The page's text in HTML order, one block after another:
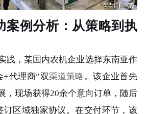
案例分析：从策略到执
，某国内农机企业选择东南亚作
+代理商”双渠道策略 。该企业首先
，现场获得20余个意向订单，随后
订区域独家协议。在交付环节，该